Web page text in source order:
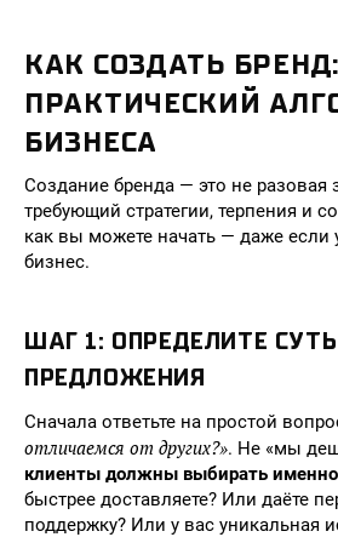
КАК СОЗДАТЬ БРЕНД:
ПРАКТИЧЕСКИЙ
БИЗНЕСА
Создание бренда — это не разовая
требующий стратегии, терпения и
как вы можете начать — даже если
бизнес.
ШАГ 1: ОПРЕДЕЛИТЕ
ПРЕДЛОЖЕНИЯ
Сначала ответьте на простой
отличаемся от других?». Не «мы
клиенты должны выбирать именно
быстрее доставляете? Или даёте
поддержку? Или у вас уникальная